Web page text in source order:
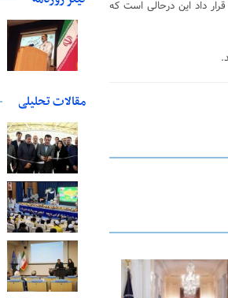
داد این درحالی است که
مقالات تحلیلی